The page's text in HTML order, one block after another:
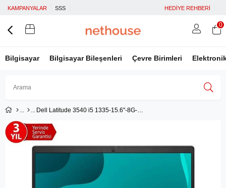
KAMPANYALAR SSS HEDİYE REHBERİ
Bilgisayar Bilgisayar Bileşenleri Çevre Birimleri
0
Dell Latitude 3540 i5 1335-15.6''-8G-512SSD-Dos